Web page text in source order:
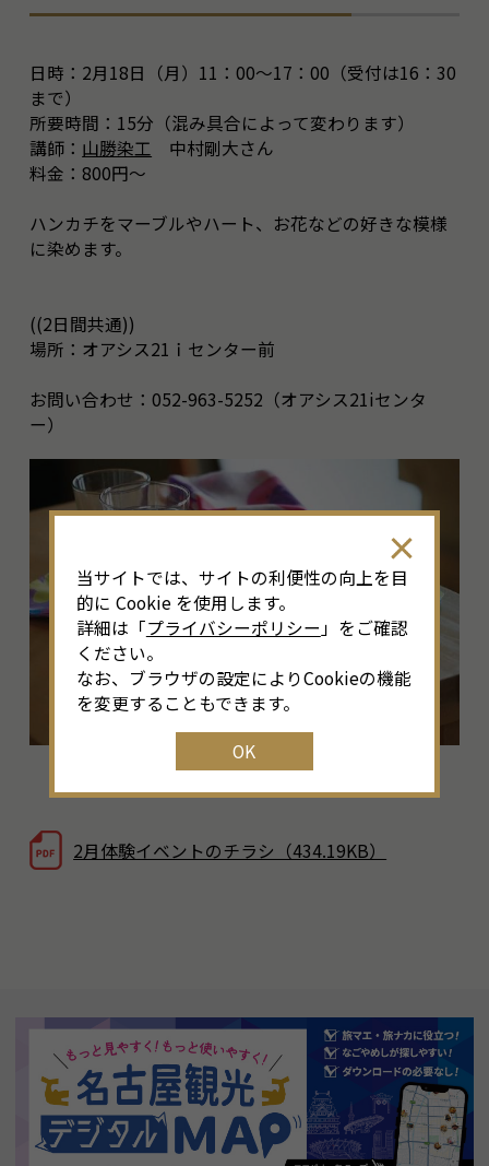
日時：2月18日（月）11：00～17：00（受付は16：30
まで）
所要時間：15分（混み具合によって変わります）
講師： 山勝染工 中村剛大さん
料金：800円～
ハンカチをマーブルやハート、お花などの好きな模様
に染めます。
((2日間共通))
場所：オアシス21ｉセンター前
お問い合わせ：052-963-5252（オアシス21iセンタ
ー）
2月体験イベントのチラシ（434.19KB）
当サイトでは、サイトの利便性の向上を目
的に Cookie を使用します。
詳細は「プライバシーポリシー 」をご確認
ください。
なお、ブラウザの設定によりCookieの機能
を変更することもできます。
OK